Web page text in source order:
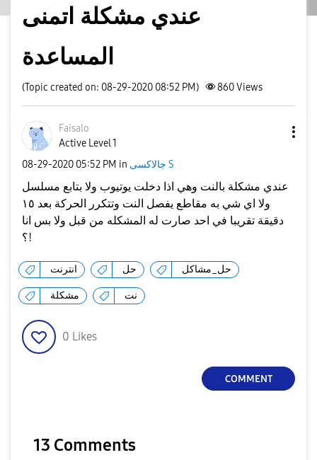
عندي مشكلة اتمنى
المساعدة
(Topic created on: 08-29-2020 08:52 PM) 860Views
Faisalo
Active Level 1
‎08-29-2020 05:52 PM in جالاكسى S
عندي مشكلة بالنت وهي اذا دخلت يوتيوب ولا بتابع مسلسل
ولا اي شي به مقاطع يفصل النت وتتكرر الحركة بعد ١٥
دقيقة تقريبا في احد صارت له المشكله من قبل ولا بس انا
؟!
انترنت حل حل_مشاكل
مشكلة نت
0 Likes
COMMENT
13 Comments